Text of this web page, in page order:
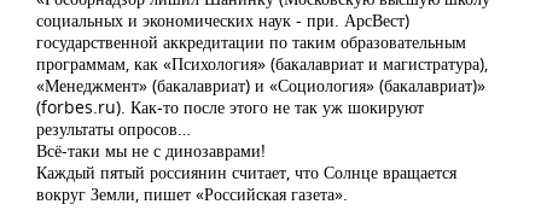
социальных и экономических наук - при. АрсВест)
государственной аккредитации по таким образовательным
программам, как «Психология» (бакалавриат и магистратура),
«Менеджмент» (бакалавриат) и «Социология» (бакалавриат)»
(forbes.ru). Как-то после этого не так уж шокируют
результаты опросов…
Всё-таки мы не с динозаврами!
Каждый пятый россиянин считает, что Солнце вращается
вокруг Земли, пишет «Российская газета».